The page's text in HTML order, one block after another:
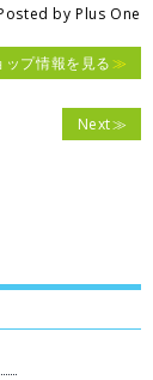
byPlus One
ップ情報を見る
Next